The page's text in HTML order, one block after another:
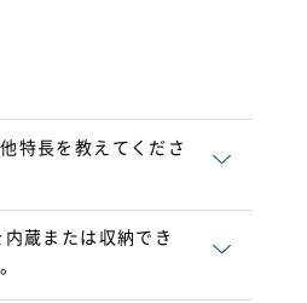
特長を教えてくださ
内蔵または収納でき